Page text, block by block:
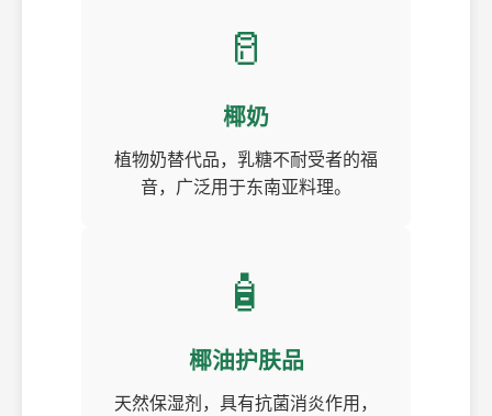
🥛
椰奶
植物奶替代品，乳糖不耐受者的福
音，广泛用于东南亚料理。
🧴
椰油护肤品
天然保湿剂，具有抗菌消炎作用，